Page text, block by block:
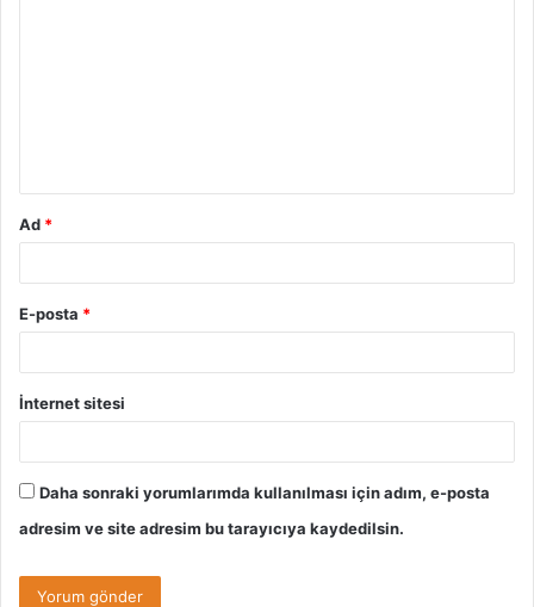
Ad *
E-posta *
İnternet sitesi
Daha sonraki yorumlarımda kullanılması için adım, e-posta
adresim ve site adresim bu tarayıcıya kaydedilsin.